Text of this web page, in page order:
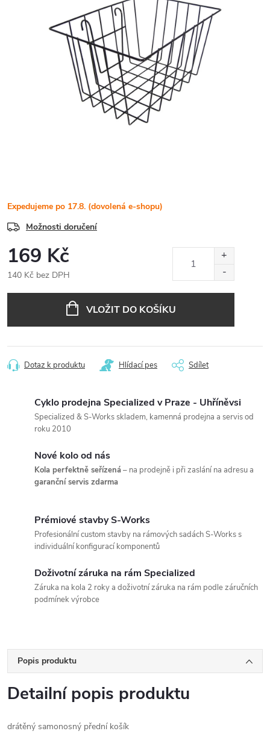
Expedujeme po 17.8. (dovolená e-shopu)
Možnosti doručení
169 Kč
140 Kč bez DPH
VLOŽIT DO KOŠÍKU
Dotaz k produktu Hlídací pes Sdílet
Cyklo prodejna Specialized v Praze - Uhříněvsi
Specialized & S-Works skladem, kamenná prodejna a servis od
roku 2010
Nové kolo od nás
Kola perfektně seřízená– na prodejně i při zaslání na adresu a
garanční servis zdarma
Prémiové stavby S-Works
Profesionální custom stavby na rámových sadách S-Works s
individuální konfigurací komponentů
Doživotní záruka na rám Specialized
Záruka na kola 2 roky a doživotní záruka na rám podle záručních
podmínek výrobce
Popis produktu
Detailní popis produktu
drátěný samonosný přední košík